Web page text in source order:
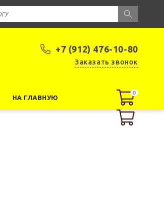
+7 (912) 476-10-80
Заказать звонок
НА ГЛАВНУЮ
0
0